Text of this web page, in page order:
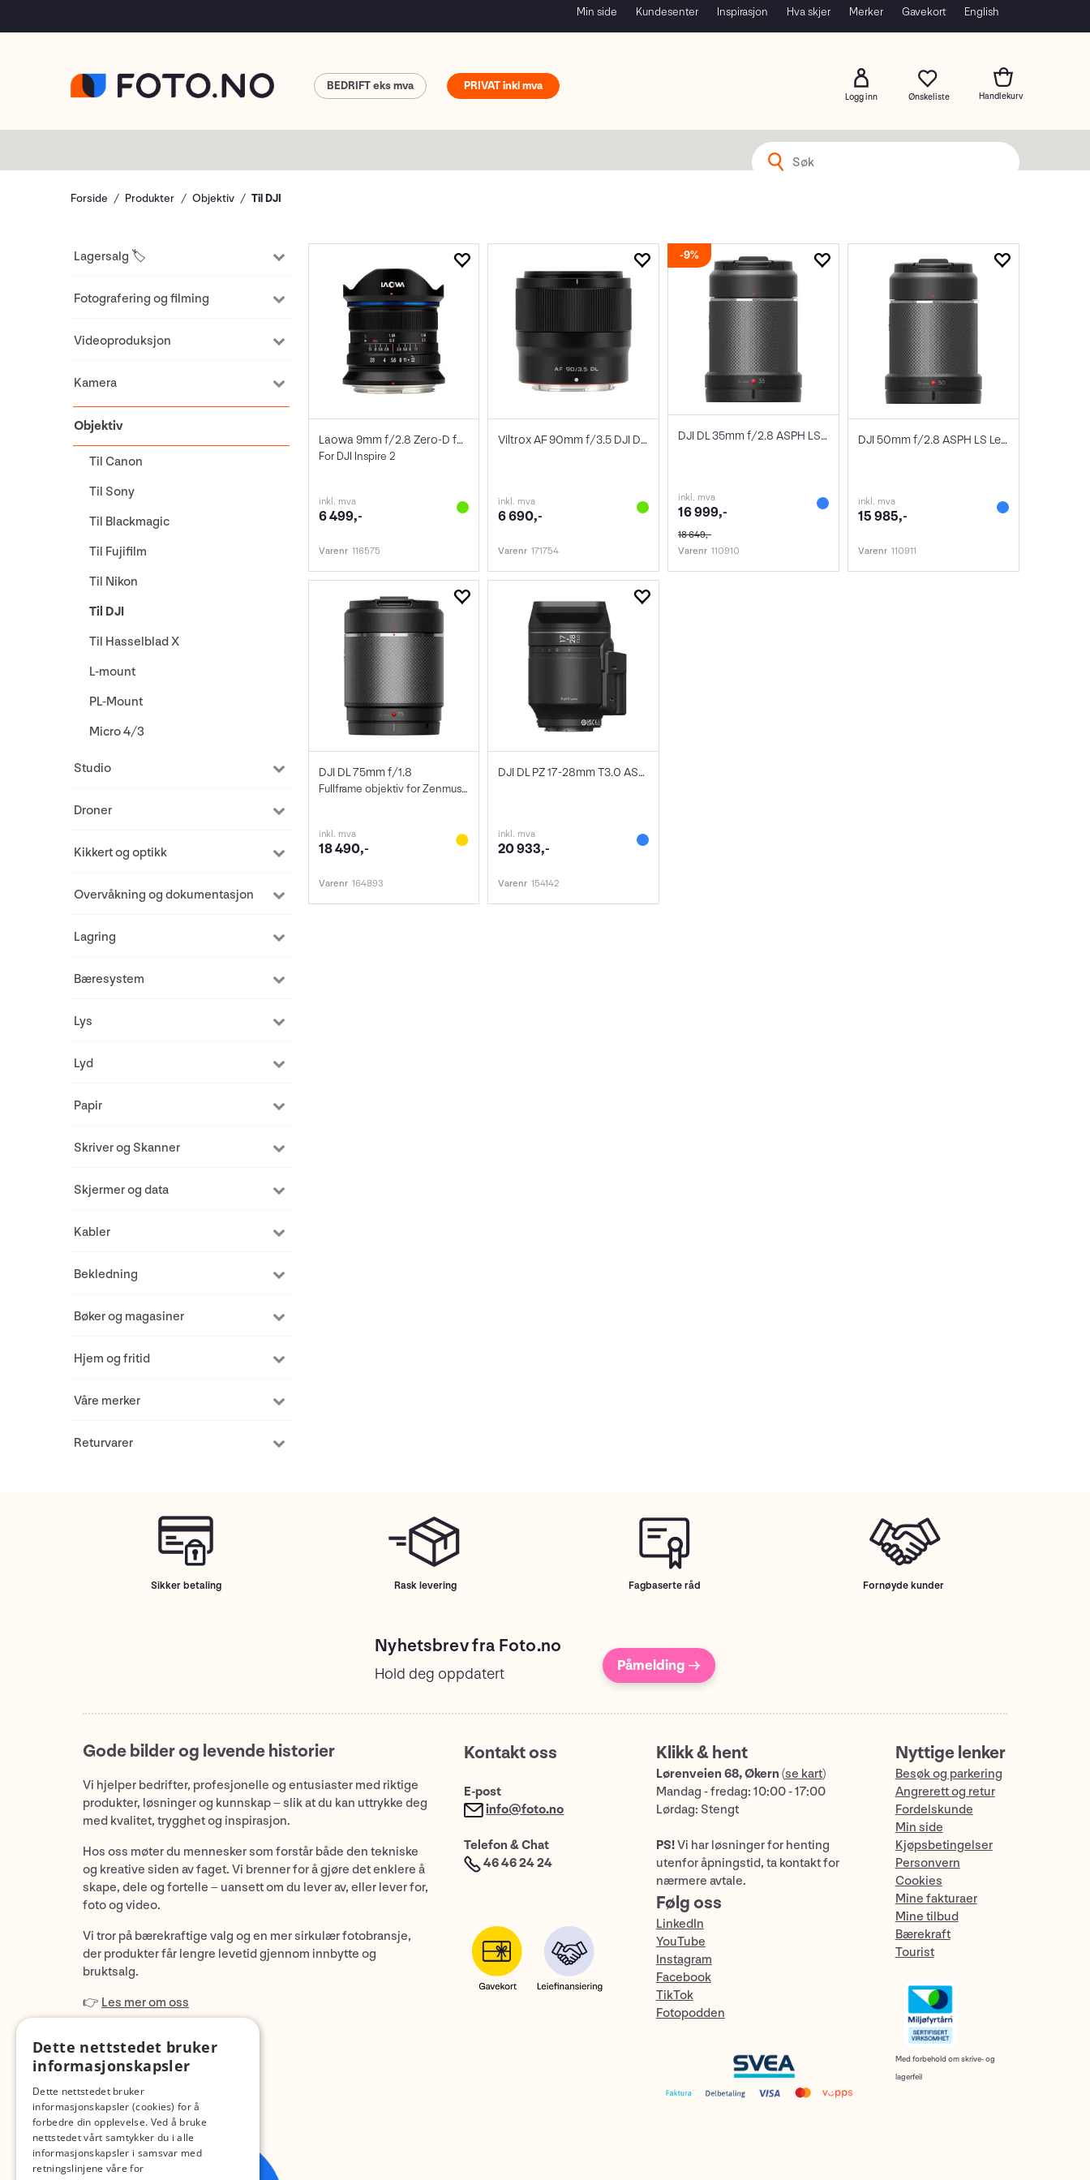
Min side Kundesenter Inspirasjon Hva skjer Merker Gavekort English
Logg inn
PRIVAT
BEDRIFT
Forside Produkter Objektiv Til DJI
Lagersalg 🏷️
Fotografering og filming
Videoproduksjon
Kamera
Objektiv
Til Canon
Til Sony
Til Blackmagic
Til Fujifilm
Til Nikon
Til DJI
Til Hasselblad X
L-mount
PL-Mount
Micro 4/3
Studio
Droner
Kikkert og optikk
Overvåkning og dokumentasjon
Lagring
Bæresystem
Lys
Lyd
Papir
Skriver og Skanner
Skjermer og data
Kabler
Bekledning
Bøker og magasiner
Hjem og fritid
Våre merker
Returvarer
Laowa 9mm f/2.8 Zero-D for DJI
For DJI Inspire 2
inkl. mva
6 499,-
Varenr 116575
Viltrox AF 90mm f/3.5 DJI DL-Mount
inkl. mva
6 690,-
Varenr 171754
9%
DJI DL 35mm f/2.8 ASPH LS Lens
inkl. mva
16 999,-
18 649,-
Varenr 110910
DJI 50mm f/2.8 ASPH LS Lens
inkl. mva
15 985,-
Varenr 110911
DJI DL 75mm f/1.8
Fullframe objektiv for Zenmuse X9 8K
inkl. mva
18 490,-
Varenr 164893
DJI DL PZ 17-28mm T3.0 ASPH
inkl. mva
20 933,-
Varenr 154142
Sikker betaling Rask levering Fagbaserte råd Fornøyde kunder
Nyhetsbrev fra Foto.no
Hold deg oppdatert Påmelding →
Gode bilder og levende historier
Vi hjelper bedrifter, profesjonelle og entusiaster med riktige
produkter, løsninger og kunnskap – slik at du kan uttrykke deg
med kvalitet, trygghet og inspirasjon.
Hos oss møter du mennesker som forstår både den tekniske
og kreative siden av faget. Vi brenner for å gjøre det enklere å
skape, dele og fortelle – uansett om du lever av, eller lever for,
foto og video.
Vi tror på bærekraftige valg og en mer sirkulær fotobransje,
der produkter får lengre levetid gjennom innbytte og
bruktsalg.
👉 Les mer om oss
Kontakt oss
E-post
info@foto.no
Telefon & Chat
46 46 24 24
Klikk & hent
Lørenveien 68, Økern (se kart)
Mandag - fredag: 10:00 - 17:00
Lørdag: Stengt
PS!Vi har løsninger for henting
utenfor åpningstid, ta kontakt for
nærmere avtale.
Følg oss
LinkedIn
YouTube
Instagram
Facebook
TikTok
Fotopodden
Nyttige lenker
Besøk og parkering
Angrerett og retur
Fordelskunde
Min side
Kjøpsbetingelser
Personvern
Cookies
Mine fakturaer
Mine tilbud
Bærekraft
Tourist
Med forbehold om skrive- og
lagerfeil
Dette nettstedet bruker
informasjonskapsler
Dette nettstedet bruker
informasjonskapsler (cookies) for å
forbedre din opplevelse. Ved å bruke
nettstedet vårt samtykker du i alle
informasjonskapsler i samsvar med
retningslinjene våre for